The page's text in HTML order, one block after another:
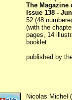
The Magazine
Issue 138 -
52 (48
(with the
pages, 14
booklet
published by
Nicolas Michel